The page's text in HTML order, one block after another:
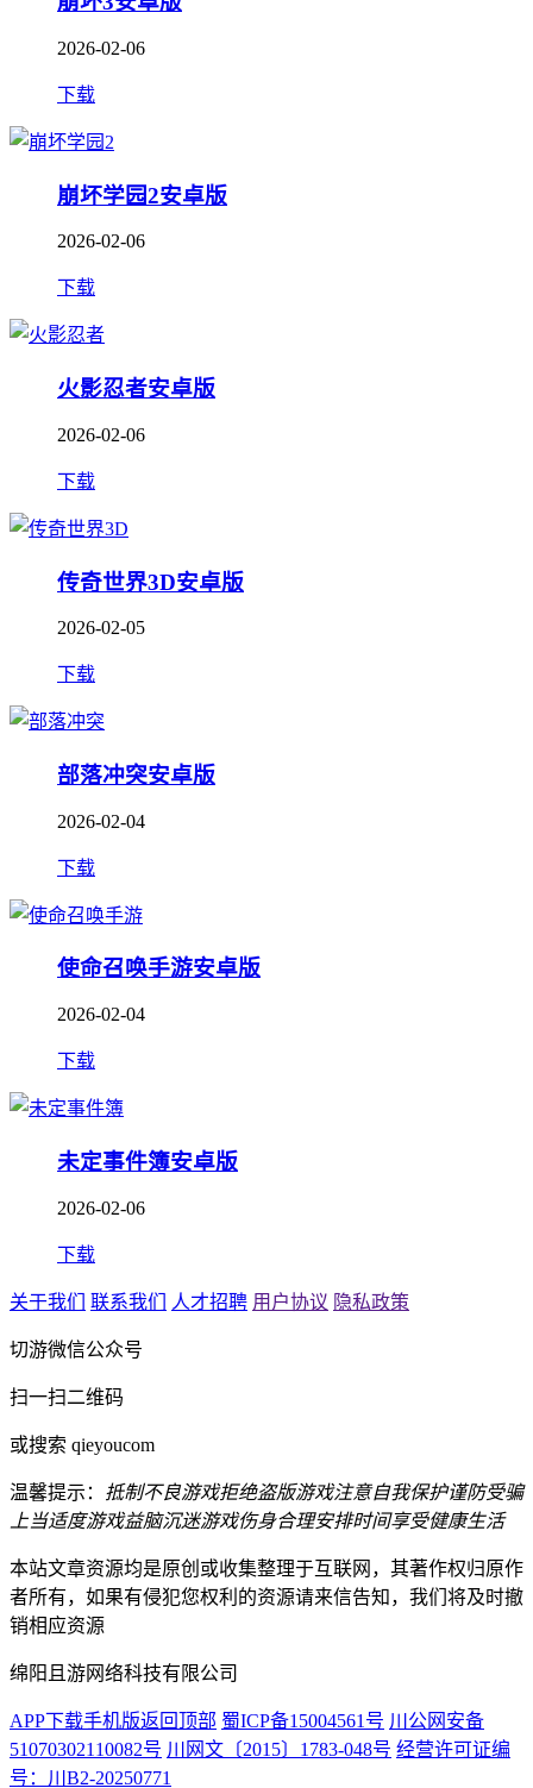
2026-02-06
下载
崩坏学园2安卓版
2026-02-06
下载
火影忍者安卓版
2026-02-06
下载
传奇世界3D安卓版
2026-02-05
下载
部落冲突安卓版
2026-02-04
下载
使命召唤手游安卓版
2026-02-04
下载
未定事件簿安卓版
2026-02-06
下载
关于我们 联系我们 人才招聘 用户协议 隐私政策
切游微信公众号
扫一扫二维码
或搜索 qieyoucom
温馨提示： 抵制不良游戏拒绝盗版游戏注意自我保护谨防受骗
上当适度游戏益脑沉迷游戏伤身合理安排时间享受健康生活
本站文章资源均是原创或收集整理于互联网，其著作权归原作
者所有，如果有侵犯您权利的资源请来信告知，我们将及时撤
销相应资源
绵阳且游网络科技有限公司
APP下载手机版返回顶部 蜀ICP备15004561号 川公网安备
51070302110082号 川网文〔2015〕1783-048号 经营许可证编
号：川B2-20250771